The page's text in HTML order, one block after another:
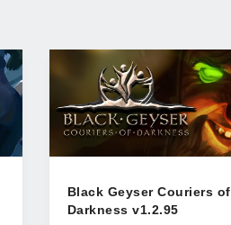
Black Geyser Couriers of
Darkness v1.2.95